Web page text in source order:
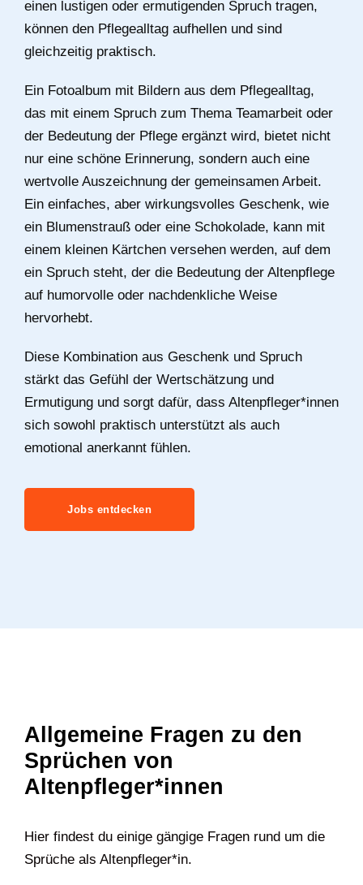
einen lustigen oder ermutigenden Spruch tragen,
können den Pflegealltag aufhellen und sind
gleichzeitig praktisch.
Ein Fotoalbum mit Bildern aus dem Pflegealltag,
das mit einem Spruch zum Thema Teamarbeit oder
der Bedeutung der Pflege ergänzt wird, bietet nicht
nur eine schöne Erinnerung, sondern auch eine
wertvolle Auszeichnung der gemeinsamen Arbeit.
Ein einfaches, aber wirkungsvolles Geschenk, wie
ein Blumenstrauß oder eine Schokolade, kann mit
einem kleinen Kärtchen versehen werden, auf dem
ein Spruch steht, der die Bedeutung der Altenpflege
auf humorvolle oder nachdenkliche Weise
hervorhebt.
Diese Kombination aus Geschenk und Spruch
stärkt das Gefühl der Wertschätzung und
Ermutigung und sorgt dafür, dass Altenpfleger*innen
sich sowohl praktisch unterstützt als auch
emotional anerkannt fühlen.
Jobs entdecken
Allgemeine Fragen zu den
Sprüchen von
Altenpfleger*innen
Hier findest du einige gängige Fragen rund um die
Sprüche als Altenpfleger*in.